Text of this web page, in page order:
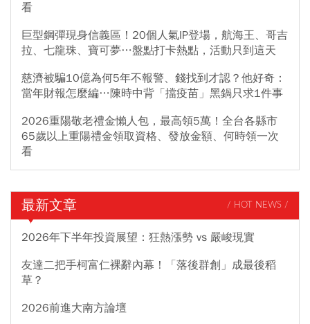
看
巨型鋼彈現身信義區！20個人氣IP登場，航海王、哥吉
拉、七龍珠、寶可夢…盤點打卡熱點，活動只到這天
慈濟被騙10億為何5年不報警、錢找到才認？他好奇：
當年財報怎麼編…陳時中背「擋疫苗」黑鍋只求1件事
2026重陽敬老禮金懶人包，最高領5萬！全台各縣市
65歲以上重陽禮金領取資格、發放金額、何時領一次
看
最新文章 / HOT NEWS /
2026年下半年投資展望：狂熱漲勢 vs 嚴峻現實
友達二把手柯富仁裸辭內幕！「落後群創」成最後稻
草？
2026前進大南方論壇